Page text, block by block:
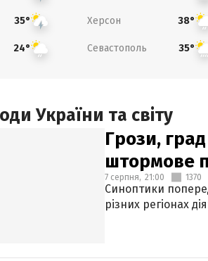
35° Херсон 38°
24° Севастополь 35°
України та світу
Грози,
штормове
7 серпня, 21:00 1370
Синоптики
різних регіонах